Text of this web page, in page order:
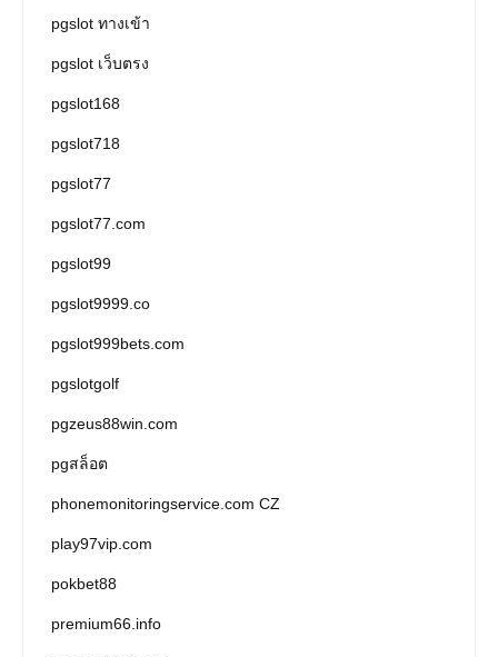
pgslot ทางเข้า
pgslot เว็บตรง
pgslot168
pgslot718
pgslot77
pgslot77.com
pgslot99
pgslot9999.co
pgslot999bets.com
pgslotgolf
pgzeus88win.com
pgสล็อต
phonemonitoringservice.com CZ
play97vip.com
pokbet88
premium66.info